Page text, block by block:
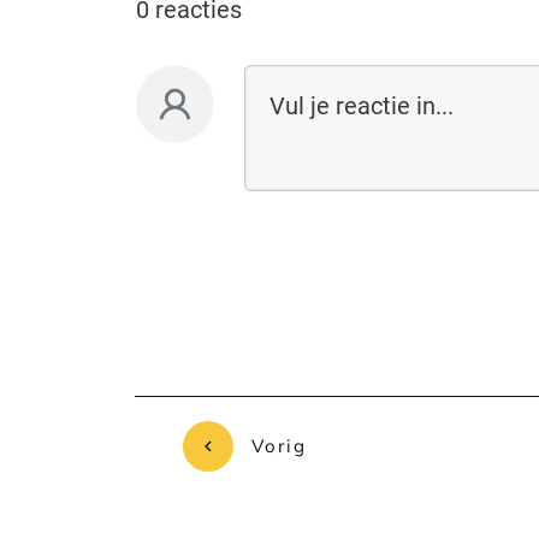
0 reacties
Vorig